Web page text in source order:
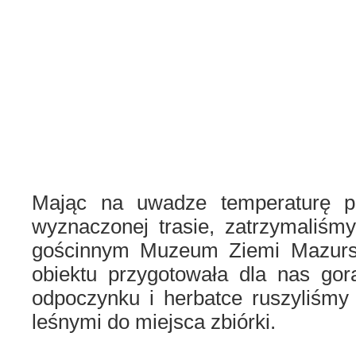
Mając na uwadze temperaturę
wyznaczonej trasie,
gościnnym Muzeum Ziemi
obiektu przygotowała dla nas
odpoczynku i herbatce
leśnymi do miejsca zbiórki.